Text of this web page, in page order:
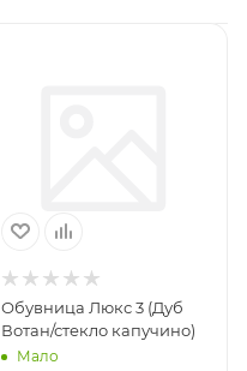
Обувница Люкс 3 (Дуб
Вотан/стекло капучино)
Мало